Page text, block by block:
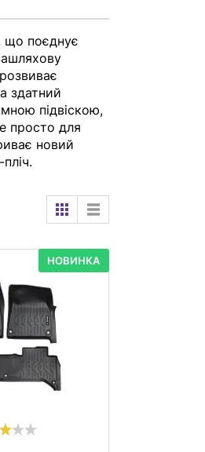
що поєднує
здатний
підвіскою,
просто для
новий
НОВИНКА